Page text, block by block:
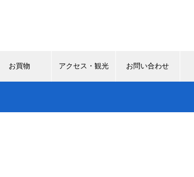
お買物 アクセス・観光 お問い合わせ